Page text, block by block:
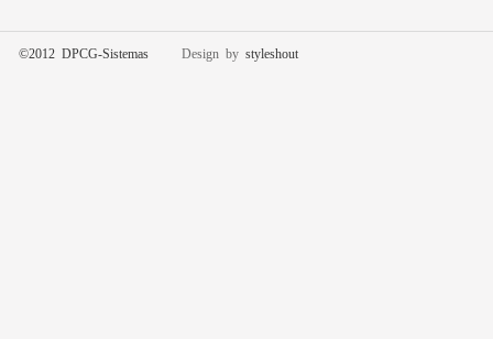
©2012 DPCG-Sistemas Design by styleshout